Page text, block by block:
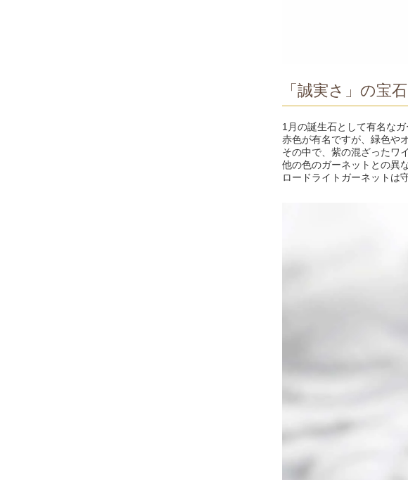
「誠実さ」の宝
1月の誕生石として有名な
赤色が有名ですが、緑色や
その中で、紫の混ざったワ
他の色のガーネットとの異
ロードライトガーネットは